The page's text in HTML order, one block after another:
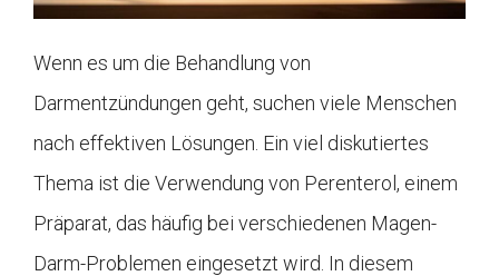
Wenn es um die Behandlung von
Darmentzündungen geht, suchen viele Menschen
nach effektiven Lösungen. Ein viel diskutiertes
Thema ist die Verwendung von Perenterol, einem
Präparat, das häufig bei verschiedenen Magen-
Darm-Problemen eingesetzt wird. In diesem